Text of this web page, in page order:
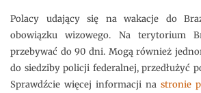
Polacy udający się na wakacje do
obowiązku wizowego. Na terytorium
przebywać do 90 dni. Mogą również
do siedziby policji federalnej, przedłużyć
Sprawdźcie więcej informacji na stronie